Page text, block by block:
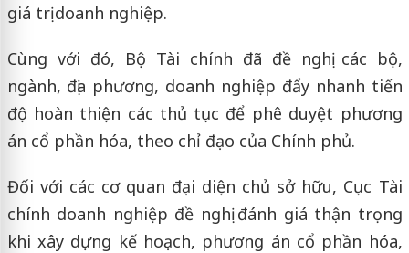
giá trị doanh nghiệp.
Cùng với đó, Bộ Tài chính đã đề nghị các bộ,
ngành, địa phương, doanh nghiệp đẩy nhanh tiến
độ hoàn thiện các thủ tục để phê duyệt phương
án cổ phần hóa, theo chỉ đạo của Chính phủ.
Đối với các cơ quan đại diện chủ sở hữu, Cục Tài
chính doanh nghiệp đề nghị đánh giá thận trọng
khi xây dựng kế hoạch, phương án cổ phần hóa,